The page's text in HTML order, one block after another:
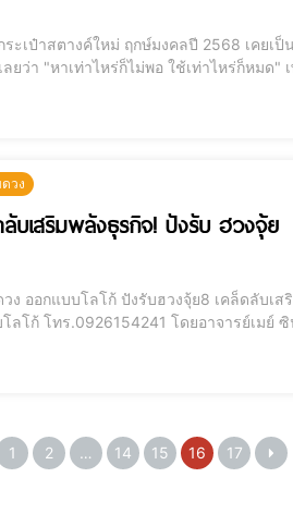
เคยเป็นหรือไม่? 💸 หลายบ้านเงียบ ๆ แต่รายจ่ายหนักเหมือนมีคนกดโอน
ช้เท่าไหร่ก็หมด" เพราะนาฬิกาบ้านคุณ แขวนผิดตำแหน่งฮวงจุ้ย‼แทนที่จะเรียกทรัพย์
ดวง
ลับเสริมพลังธุรกิจ! ปังรับ ฮวงจุ้ย
กแบบโลโก้
1 2 … 14 15 16 17